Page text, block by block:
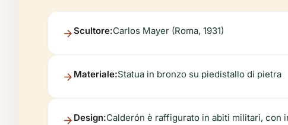
Scultore:Carlos Mayer (Roma, 1931)
Materiale:Statua in bronzo su piedistallo di pietra
Design:Calderón è raffigurato in abiti militari, con